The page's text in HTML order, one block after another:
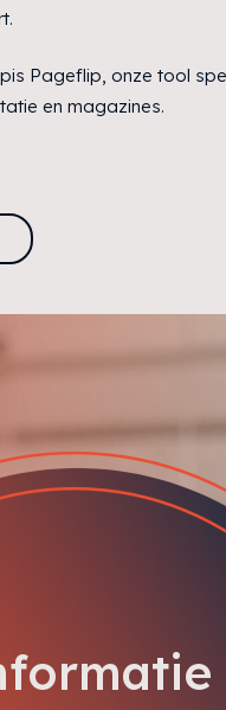
Pageflip, onze tool
en magazines.